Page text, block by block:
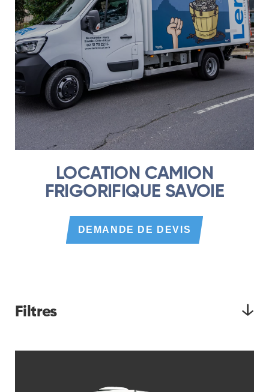
LOCATION CAMION
FRIGORIFIQUE SAVOIE
DEMANDE DE DEVIS
Filtres